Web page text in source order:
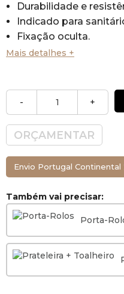
Durabilidade e
Indicado para
Fixação oculta.
Medidas: 22X600X70
Mais detalhes +
- +
ORÇAMENTAR
Envio Portugal Continental
Também vai precisar:
Porta-